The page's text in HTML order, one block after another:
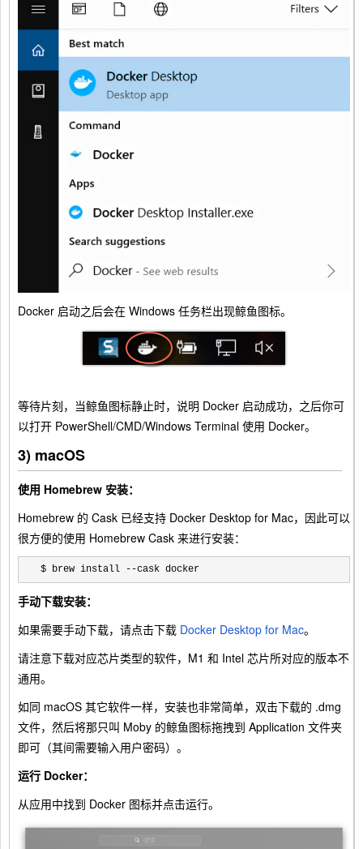
Docker 启动之后会在 Windows 任务栏出现鲸鱼图标。
等待片刻，当鲸鱼图标静止时，说明 Docker 启动成功，之后你可
以打开 PowerShell/CMD/Windows Terminal 使用 Docker。
3) macOS
使用 Homebrew 安装：
Homebrew 的 Cask 已经支持 Docker Desktop for Mac，因此可以
很方便的使用 Homebrew Cask 来进行安装：
$ brew install --cask docker
手动下载安装：
如果需要手动下载，请点击下载 Docker Desktop for Mac。
请注意下载对应芯片类型的软件，M1 和 Intel 芯片所对应的版本不
通用。
如同 macOS 其它软件一样，安装也非常简单，双击下载的 .dmg
文件，然后将那只叫 Moby 的鲸鱼图标拖拽到 Application 文件夹
即可（其间需要输入用户密码）。
运行 Docker：
从应用中找到 Docker 图标并点击运行。